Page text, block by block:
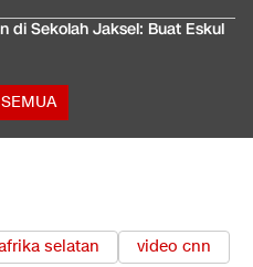
di Sekolah Jaksel: Buat Eskul
selatan
video cnn